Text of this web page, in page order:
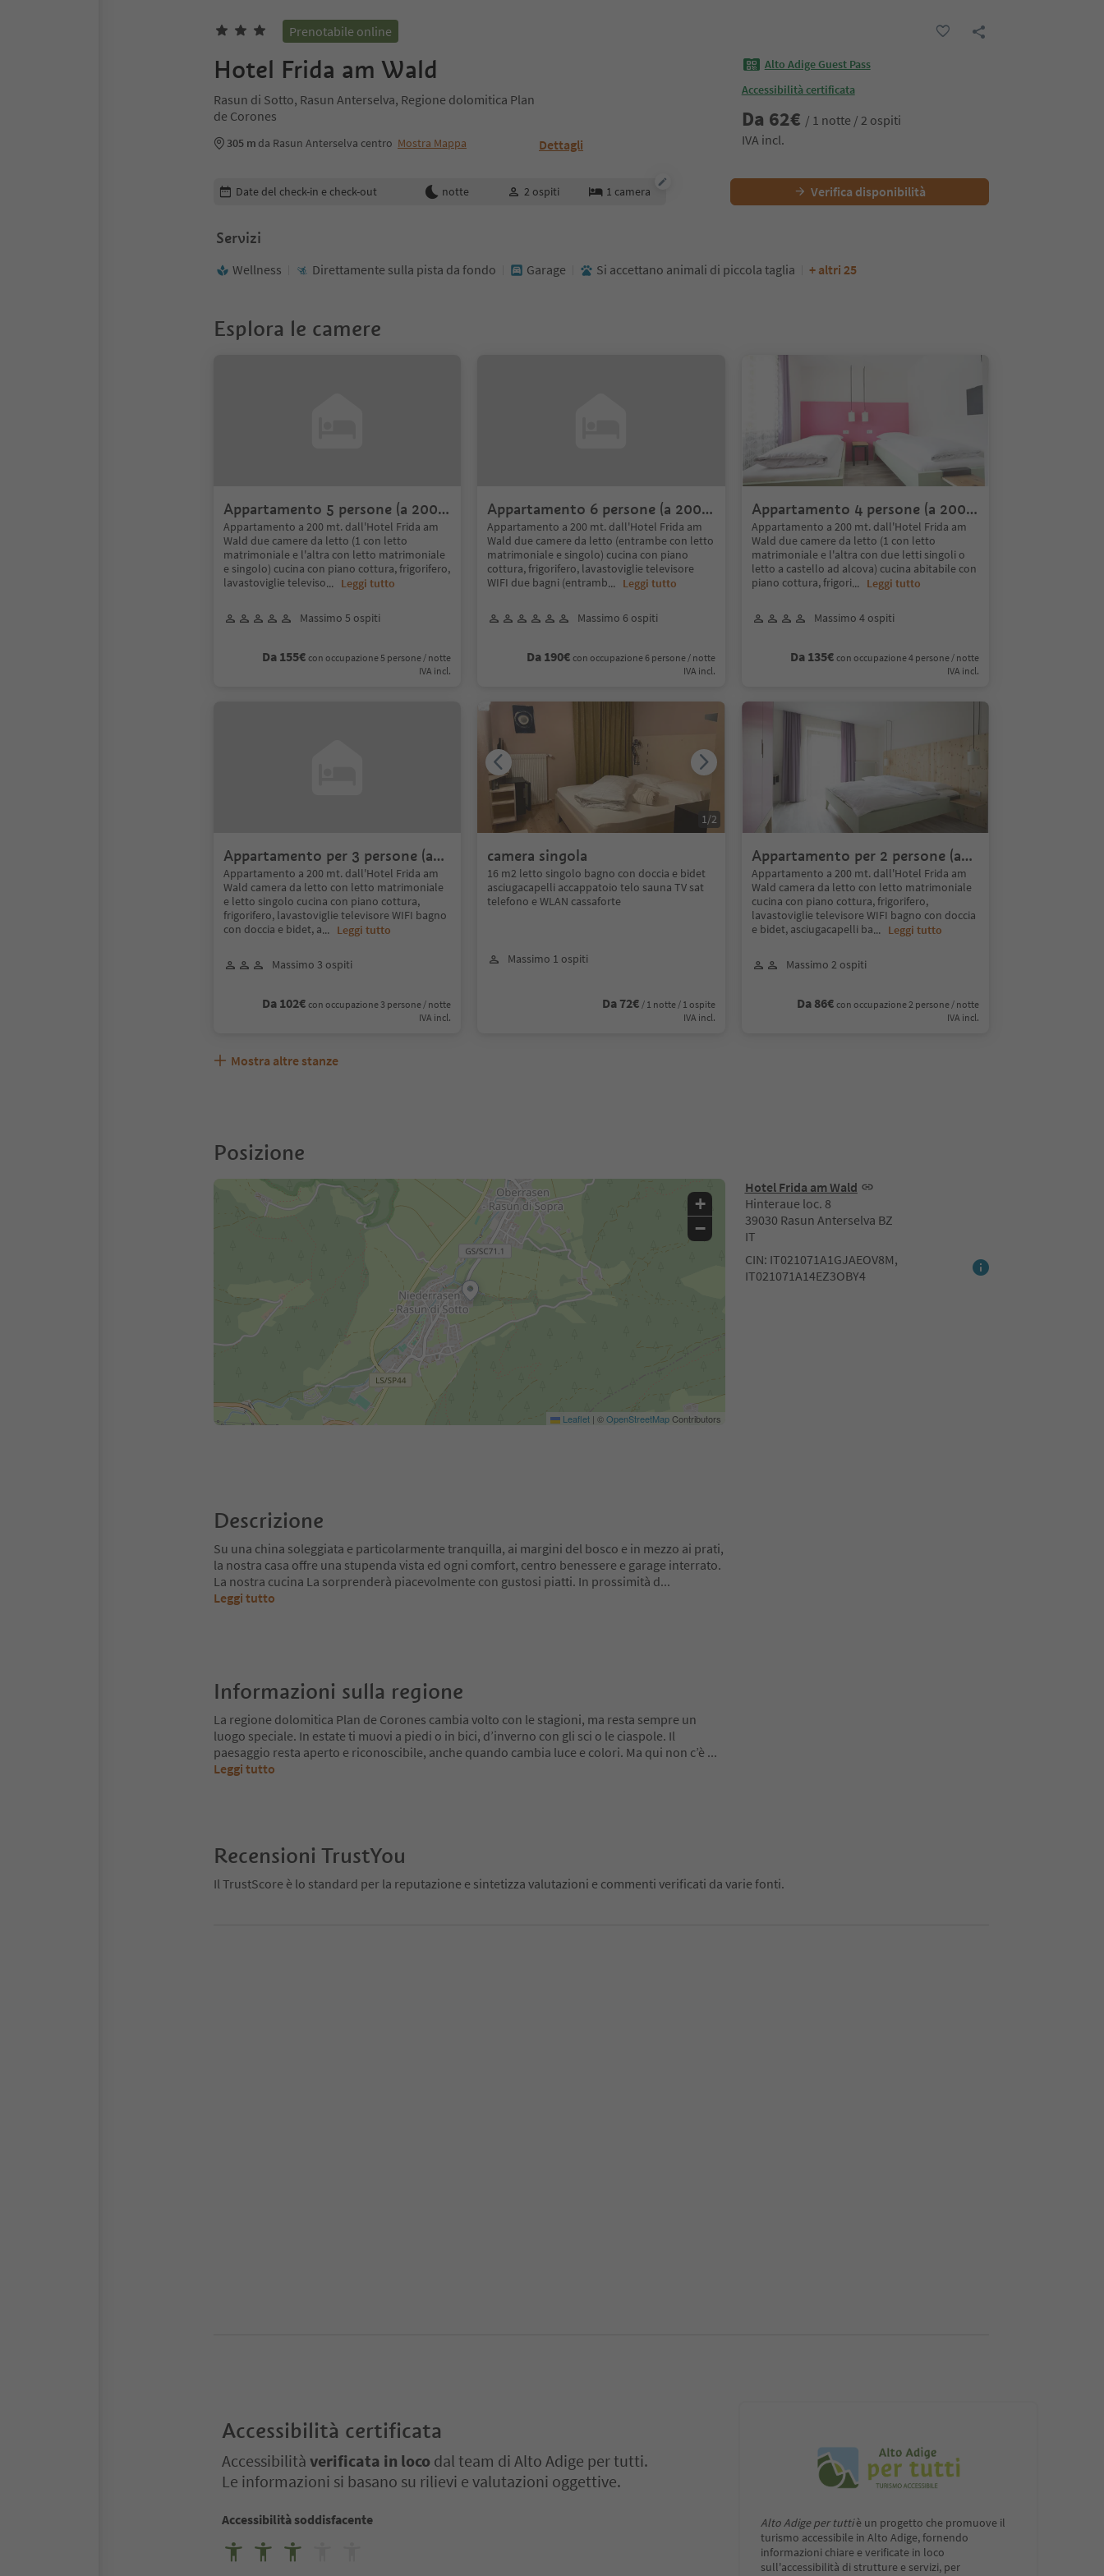
Prenotabile online
Hotel Frida am Wald
Rasun di Sotto, Rasun Anterselva, Regione dolomitica Plan
de Corones
305 m da Rasun Anterselva centro Mostra Mappa Dettagli
Alto Adige Guest Pass
Accessibilità certificata
Da 62€ / 1 notte / 2 ospiti
IVA incl.
Modifica i dettagli della prenotazione
Date del check-in e check-out notte 2 ospiti 1 camera Verifica disponibilità
Servizi
Wellness Direttamente sulla pista da fondo Garage Si accettano animali di piccola taglia + altri 25
Esplora le camere
Appartamento 5 persone (a 200
mt dall'albergo)
Appartamento a 200 mt. dall'Hotel Frida am
Wald due camere da letto (1 con letto
matrimoniale e l'altra con letto matrimoniale
e singolo) cucina con piano cottura, frigorifero,
lavastoviglie televiso... Leggi tutto
Massimo 5 ospiti
Da 155€ con occupazione 5 persone / notte
IVA incl.
Appartamento 6 persone (a 200
mt. dall'albergo)
Appartamento a 200 mt. dall'Hotel Frida am
Wald due camere da letto (entrambe con letto
matrimoniale e singolo) cucina con piano
cottura, frigorifero, lavastoviglie televisore
WIFI due bagni (entramb... Leggi tutto
Massimo 6 ospiti
Da 190€ con occupazione 6 persone / notte
IVA incl.
Appartamento 4 persone (a 200
mt. dall'albergo)
Appartamento a 200 mt. dall'Hotel Frida am
Wald due camere da letto (1 con letto
matrimoniale e l'altra con due letti singoli o
letto a castello ad alcova) cucina abitabile con
piano cottura, frigori... Leggi tutto
Massimo 4 ospiti
Da 135€ con occupazione 4 persone / notte
IVA incl.
Appartamento per 3 persone (a
200 mt dall'albergo)
Appartamento a 200 mt. dall'Hotel Frida am
Wald camera da letto con letto matrimoniale
e letto singolo cucina con piano cottura,
frigorifero, lavastoviglie televisore WIFI bagno
con doccia e bidet, a... Leggi tutto
Massimo 3 ospiti
Da 102€ con occupazione 3 persone / notte
IVA incl.
camera singola
16 m2 letto singolo bagno con doccia e bidet
asciugacapelli accappatoio telo sauna TV sat
telefono e WLAN cassaforte
Massimo 1 ospiti
Da 72€ / 1 notte / 1 ospite
IVA incl.
1/2
Appartamento per 2 persone (a
200 mt. dall'albergo
Appartamento a 200 mt. dall'Hotel Frida am
Wald camera da letto con letto matrimoniale
cucina con piano cottura, frigorifero,
lavastoviglie televisore WIFI bagno con doccia
e bidet, asciugacapelli ba... Leggi tutto
Massimo 2 ospiti
Da 86€ con occupazione 2 persone / notte
IVA incl.
Mostra altre stanze
Posizione
Hotel Frida am Wald
Hinteraue loc. 8
39030 Rasun Anterselva BZ
IT
CIN: IT021071A1GJAEOV8M,
IT021071A14EZ3OBY4
+
−
Leaflet | ©OpenStreetMapContributors
Descrizione
Su una china soleggiata e particolarmente tranquilla, ai margini del bosco e in mezzo ai prati,
la nostra casa offre una stupenda vista ed ogni comfort, centro benessere e garage interrato.
La nostra cucina La sorprenderà piacevolmente con gustosi piatti. In prossimità d...
Leggi tutto
Informazioni sulla regione
La regione dolomitica Plan de Corones cambia volto con le stagioni, ma resta sempre un
luogo speciale. In estate ti muovi a piedi o in bici, d’inverno con gli sci o le ciaspole. Il
paesaggio resta aperto e riconoscibile, anche quando cambia luce e colori. Ma qui non c’è ...
Leggi tutto
Recensioni TrustYou
Il TrustScore è lo standard per la reputazione e sintetizza valutazioni e commenti verificati da varie fonti.
Accessibilità certificata
Accessibilità verificata in loco dal team di Alto Adige per tutti.
Le informazioni si basano su rilievi e valutazioni oggettive.
Accessibilità soddisfacente Alto Adige per tuttiè un progetto che promuove il
turismo accessibile in Alto Adige, fornendo
informazioni chiare e verificate in loco
sull'accessibilità di strutture e servizi, per